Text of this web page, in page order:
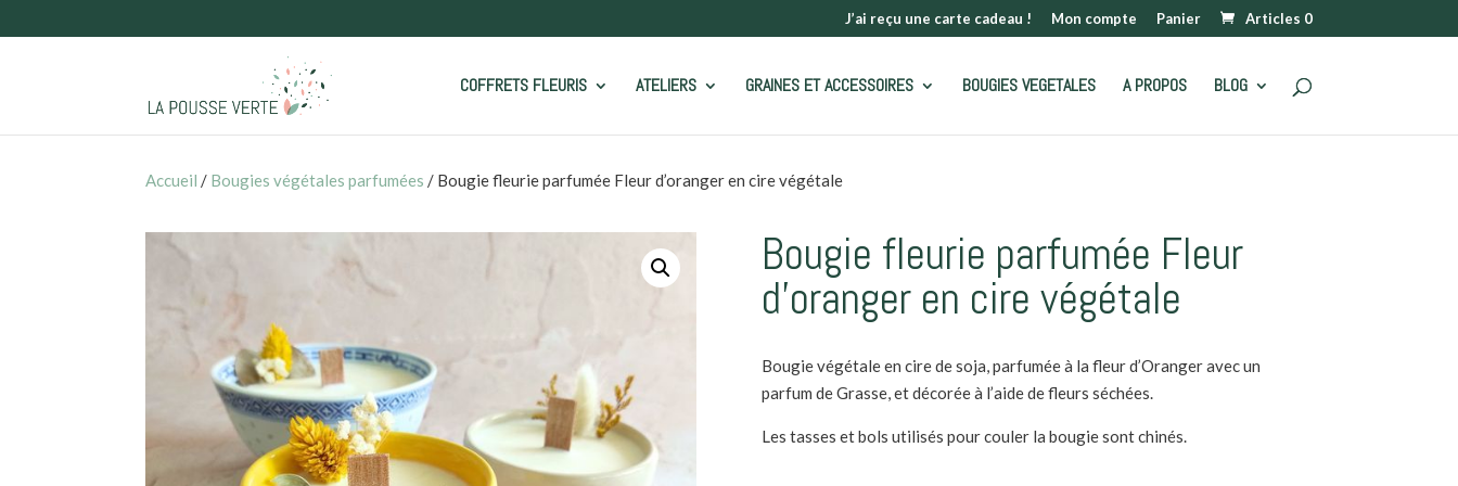
J’ai reçu une carte cadeau ! Mon compte Panier Articles 0
COFFRETS FLEURIS ATELIERS GRAINES ET ACCESSOIRES BOUGIES VEGETALES A PROPOS BLOG
Accueil / Bougies végétales parfumées / Bougie fleurie parfumée Fleur d’oranger en cire végétale
Bougie fleurie parfumée Fleur
d’oranger en cire végétale
Bougie végétale en cire de soja, parfumée à la fleur d’Oranger avec un
parfum de Grasse, et décorée à l’aide de fleurs séchées.
Les tasses et bols utilisés pour couler la bougie sont chinés.